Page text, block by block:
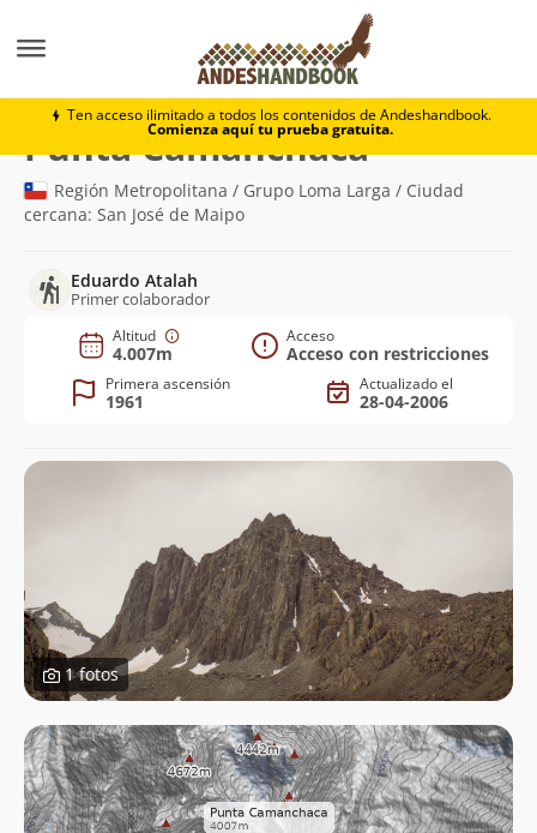
Ten acceso ilimitado a todos los contenidos de Andeshandbook.
Comienza aquí tu prueba gratuita.
Punta Camanchaca
Punta Camanchaca(4.007m)
Región Metropolitana / Grupo Loma Larga / Ciudad
cercana: San José de Maipo
Eduardo Atalah
Primer colaborador
Altitud
4.007m
Acceso
Acceso con restricciones
Primera ascensión
1961
Actualizado el
28-04-2006
1 fotos